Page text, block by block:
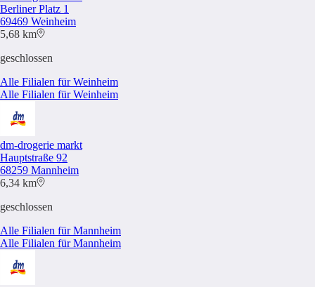
Berliner Platz 1
69469 Weinheim
5,68 km
geschlossen
Alle Filialen für Weinheim
Alle Filialen für Weinheim
dm-drogerie markt
Hauptstraße 92
68259 Mannheim
6,34 km
geschlossen
Alle Filialen für Mannheim
Alle Filialen für Mannheim